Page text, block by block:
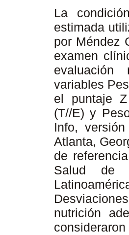
La
estimada
por Méndez
examen
evaluación
variables
el puntaje
(T//E) y
Info,
Atlanta,
de
Salud de
nutrición